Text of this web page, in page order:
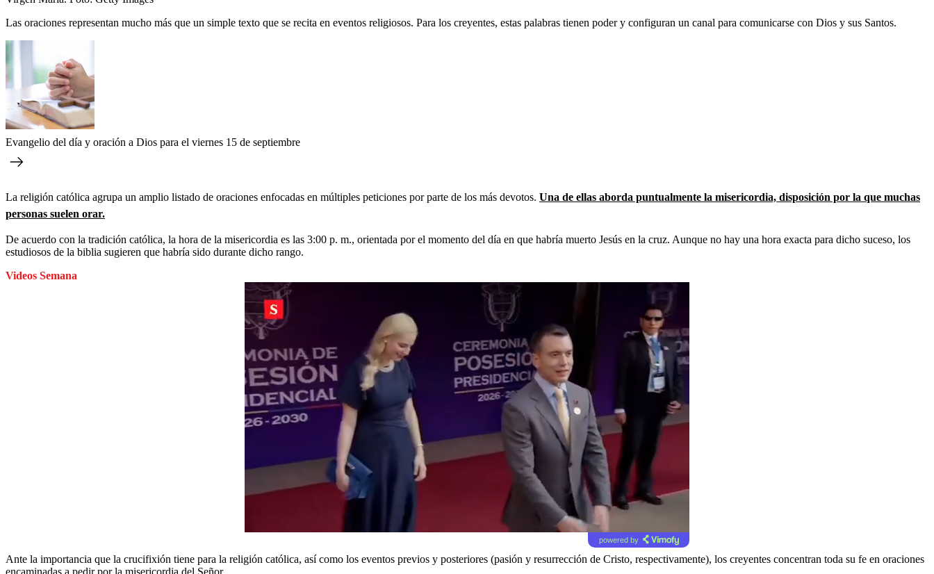
Las oraciones representan mucho más que un simple texto que se recita en eventos religiosos. Para los creyentes, estas palabras tienen poder y configuran un canal para comunicarse con Dios y sus Santos.
Evangelio del día y oración a Dios para el viernes 15 de septiembre
La religión católica agrupa un amplio listado de oraciones enfocadas en múltiples peticiones por parte de los más devotos. Una de ellas aborda puntualmente la misericordia, disposición por la que muchas
personas suelen orar.
De acuerdo con la tradición católica, la hora de la misericordia es las 3:00 p. m., orientada por el momento del día en que habría muerto Jesús en la cruz. Aunque no hay una hora exacta para dicho suceso, los
estudiosos de la biblia sugieren que habría sido durante dicho rango.
Videos Semana
powered by
Ante la importancia que la crucifixión tiene para la religión católica, así como los eventos previos y posteriores (pasión y resurrección de Cristo, respectivamente), los creyentes concentran toda su fe en oraciones
encaminadas a pedir por la misericordia del Señor.